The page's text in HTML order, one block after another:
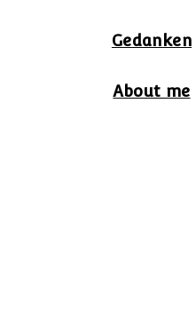
Gedanken
About me